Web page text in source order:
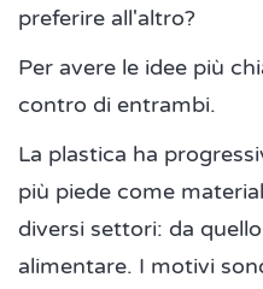
preferire all'altro?
Per avere le idee più
contro di entrambi.
La plastica ha
più piede come
diversi settori: da
alimentare. I motivi